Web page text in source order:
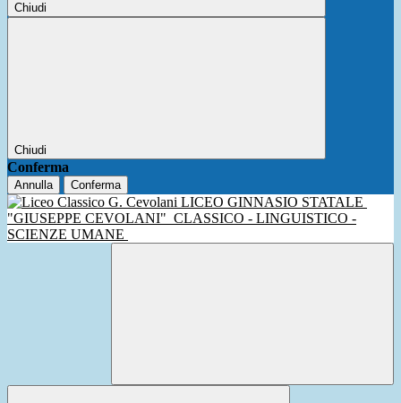
Chiudi
Chiudi
Conferma
Annulla Conferma
LICEO GINNASIO STATALE
"GIUSEPPE CEVOLANI" CLASSICO - LINGUISTICO -
SCIENZE UMANE